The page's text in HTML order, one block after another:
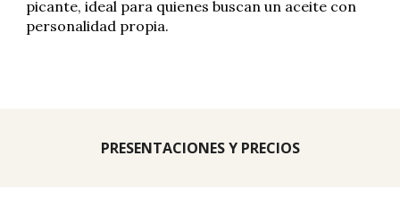
picante, ideal para quienes buscan un aceite con
personalidad propia.
PRESENTACIONES Y PRECIOS